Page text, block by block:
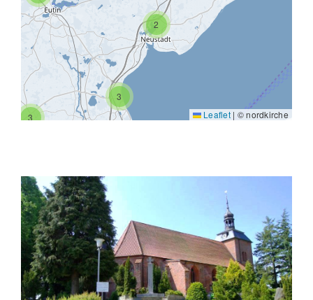
2
3
3
Leaflet | © nordkirche